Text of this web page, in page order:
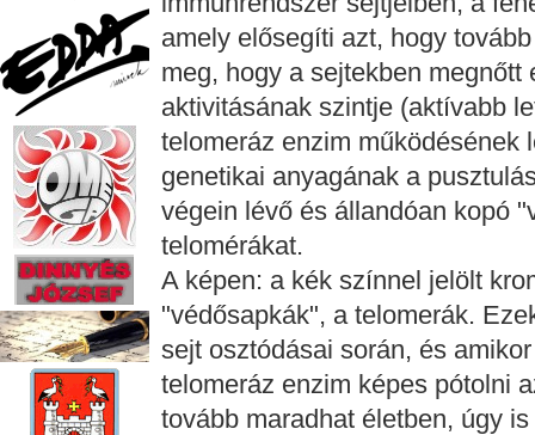
amely elősegíti azt, hogy
meg, hogy a sejtekben
aktivitásának szintje (aktívabb
telomeráz enzim működésének
genetikai anyagának a
végein lévő és állandóan kopó
telomérákat.
A képen: a kék színnel jelölt
"védősapkák", a telomerák.
sejt osztódásai során, és
telomeráz enzim képes pótolni
tovább maradhat életben, úgy